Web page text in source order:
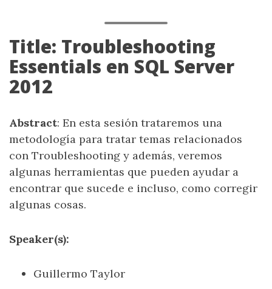
Title: Troubleshooting
Essentials en SQL Server
2012
Abstract: En esta sesión trataremos una
metodología para tratar temas relacionados
con Troubleshooting y además, veremos
algunas herramientas que pueden ayudar a
encontrar que sucede e incluso, como corregir
algunas cosas.
Speaker(s):
Guillermo Taylor